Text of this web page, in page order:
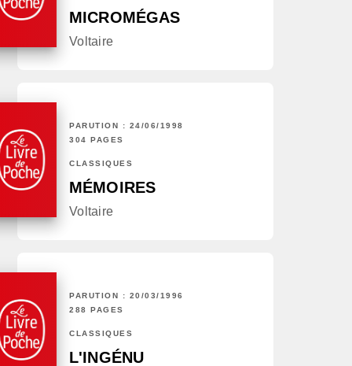
MICROMÉGAS
Voltaire
PARUTION : 24/06/1998
304 PAGES
CLASSIQUES
MÉMOIRES
Voltaire
PARUTION : 20/03/1996
288 PAGES
CLASSIQUES
L'INGÉNU